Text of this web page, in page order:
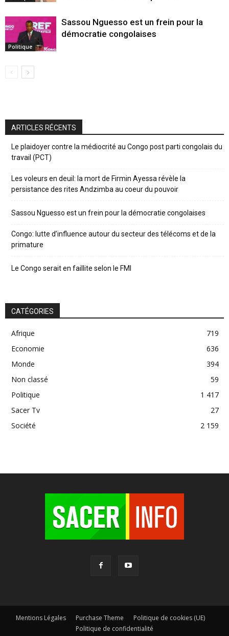
Politique
Sassou Nguesso est un frein pour la
démocratie congolaises
ARTICLES RÉCENTS
Le plaidoyer contre la médiocrité au Congo post parti congolais du
travail (PCT)
Les voleurs en deuil: la mort de Firmin Ayessa révèle la
persistance des rites Andzimba au coeur du pouvoir
Sassou Nguesso est un frein pour la démocratie congolaises
Congo: lutte d’influence autour du secteur des télécoms et de la
primature
Le Congo serait en faillite selon le FMI
CATÉGORIES
Afrique
719
Economie
636
Monde
394
Non classé
59
Politique
1 417
Sacer Tv
27
Société
2 159
Mentions Légales Purchase Theme
Politique de cookies (UE)
Politique de confidentialité